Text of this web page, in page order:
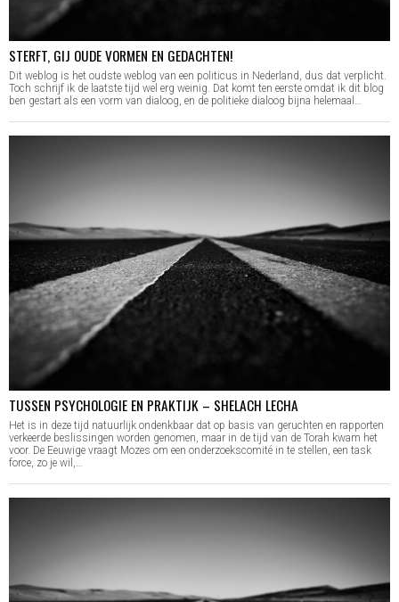
STERFT, GIJ OUDE VORMEN EN GEDACHTEN!
Dit weblog is het oudste weblog van een politicus in Nederland, dus dat verplicht.
Toch schrijf ik de laatste tijd wel erg weinig. Dat komt ten eerste omdat ik dit blog
ben gestart als een vorm van dialoog, en de politieke dialoog bijna helemaal…
TUSSEN PSYCHOLOGIE EN PRAKTIJK – SHELACH LECHA
Het is in deze tijd natuurlijk ondenkbaar dat op basis van geruchten en rapporten
verkeerde beslissingen worden genomen, maar in de tijd van de Torah kwam het
voor. De Eeuwige vraagt Mozes om een onderzoekscomité in te stellen, een task
force, zo je wil,…